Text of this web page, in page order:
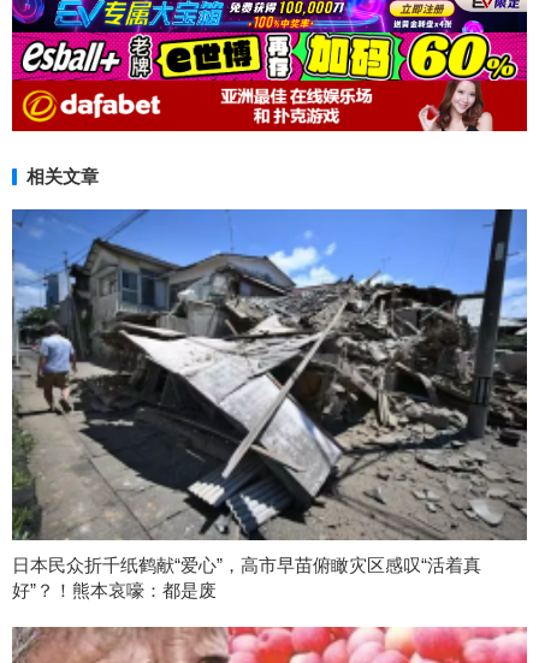
相关文章
日本民众折千纸鹤献“爱心”，高市早苗俯瞰灾区感叹“活着真
好”？！熊本哀嚎：都是废